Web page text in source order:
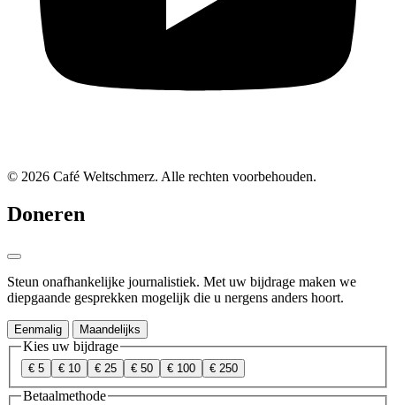
© 2026 Café Weltschmerz. Alle rechten voorbehouden.
Doneren
Steun onafhankelijke journalistiek. Met uw bijdrage maken we
diepgaande gesprekken mogelijk die u nergens anders hoort.
Eenmalig Maandelijks
Kies uw bijdrage
€ 5 € 10 € 25 € 50 € 100 € 250
Betaalmethode